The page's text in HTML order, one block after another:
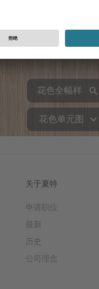
花色全幅样
花色单元图
关于夏特
申请职位
最新
历史
公司理念